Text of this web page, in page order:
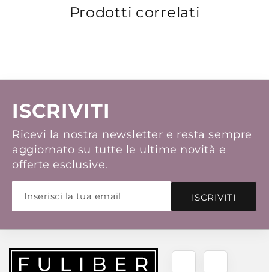
Prodotti correlati
ISCRIVITI
Ricevi la nostra newsletter e resta sempre
aggiornato su tutte le ultime novità e
offerte esclusive.
ISCRIVITI